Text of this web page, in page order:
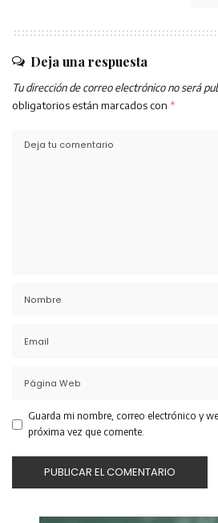
Deja una respuesta
Tu dirección de correo electrónico no será
obligatorios están marcados con *
Guarda mi nombre, correo electrónico y
próxima vez que comente.